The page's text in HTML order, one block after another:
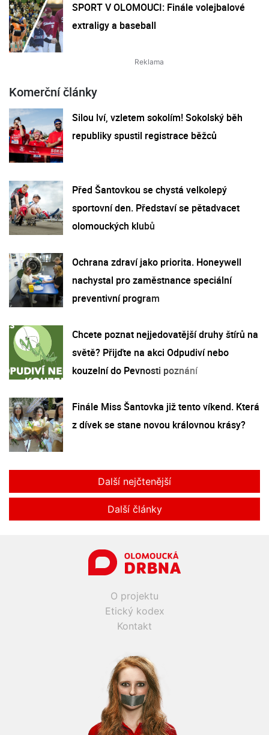
SPORT V OLOMOUCI: Finále volejbalové
extraligy a baseball
Komerční články
Silou lví, vzletem sokolím! Sokolský běh
republiky spustil registrace běžců
Před Šantovkou se chystá velkolepý
sportovní den. Představí se pětadvacet
olomouckých klubů
Ochrana zdraví jako priorita. Honeywell
nachystal pro zaměstnance speciální
preventivní program
Chcete poznat nejjedovatější druhy štírů na
světě? Přijďte na akci Odpudiví nebo
kouzelní do Pevnosti poznání
Finále Miss Šantovka již tento víkend. Která
z dívek se stane novou královnou krásy?
Další nejčtenější
Další články
O projektu
Etický kodex
Kontakt